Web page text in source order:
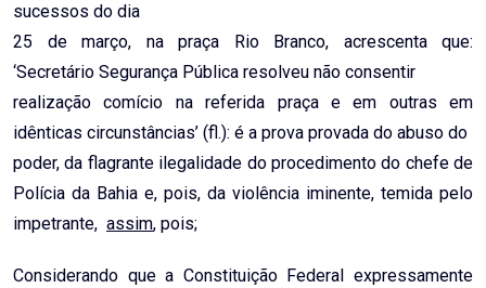
sucessos do dia
25 de março, na praça Rio Branco, acrescenta que:
‘Secretário Segurança Pública resolveu não consentir
realização comício na referida praça e em outras em
idênticas circunstâncias’ (fl.): é a prova provada do abuso do
poder, da flagrante ilegalidade do procedimento do chefe de
Polícia da Bahia e, pois, da violência iminente, temida pelo
impetrante, assim, pois;
Considerando que a Constituição Federal expressamente